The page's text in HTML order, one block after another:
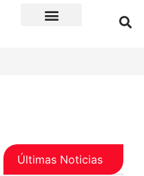
Últimas Noticias